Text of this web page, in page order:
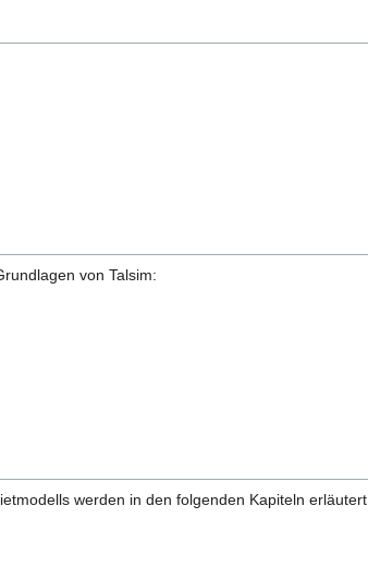
von Talsim:
werden in den folgenden Kapiteln erläutert